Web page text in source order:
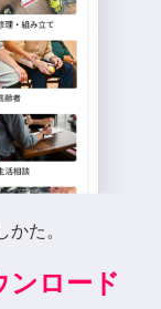
た。
ンロード